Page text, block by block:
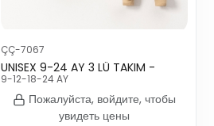
ÇÇ-7067
UNISEX 9-24 AY 3 LÜ TAKIM -
9-12-18-24 AY
Пожалуйста, войдите, чтобы
увидеть цены